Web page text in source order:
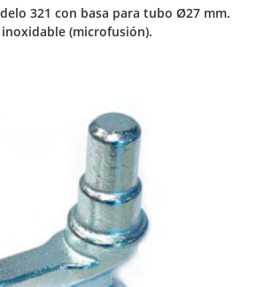
321 con basa para tubo Ø27 mm.
(microfusión).